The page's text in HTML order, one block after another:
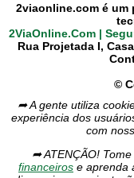
2viaonline.com é
2ViaOnline.Com |
Rua Projetada I,
©
➦ A gente utiliza
experiência dos
com
➦ ATENÇÃO!
financeiros e aprenda